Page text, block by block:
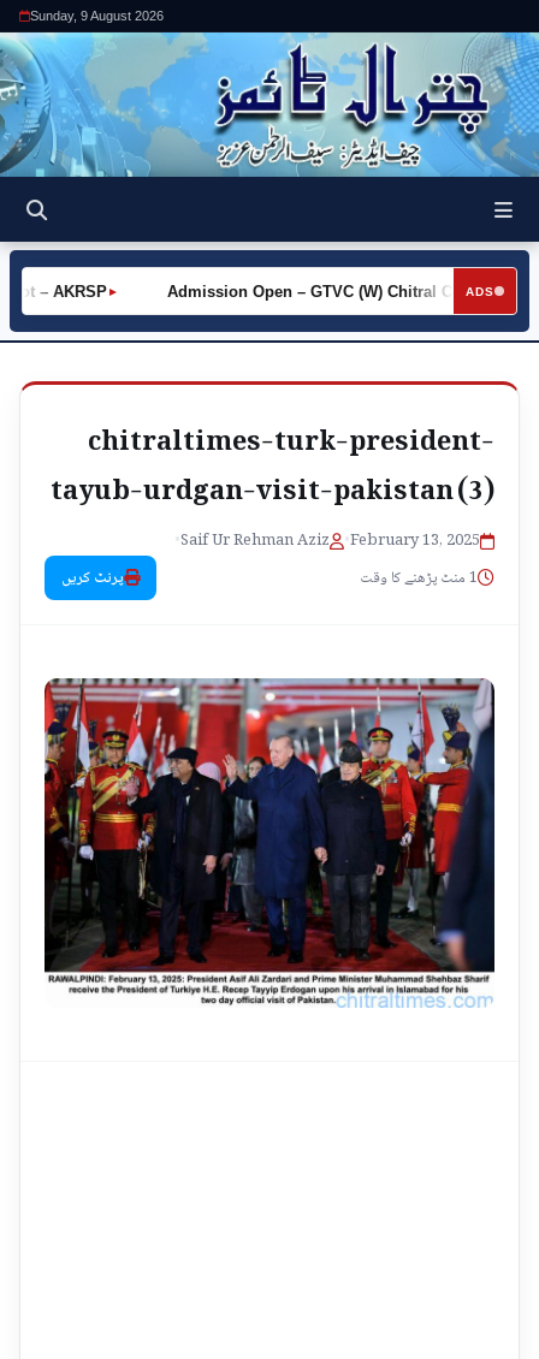
Sunday, 9 August 2026
ADS
►
– AKRSP ►
Admission Open – GTVC (W) Chitral City
chitraltimes-turk-president-
tayub-urdgan-visit-pakistan (3)
February 13, 2025
•
Saif Ur Rehman Aziz
•
1 منٹ پڑھنے کا وقت
پرنٹ کریں